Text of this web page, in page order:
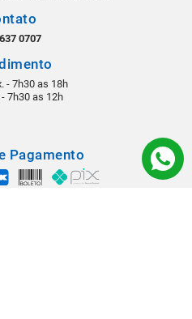
0707
- 7h30 as 18h
7h30 as 12h
Pagamento